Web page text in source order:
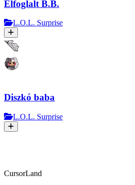
Elfoglalt B.B.
L.O.L. Surprise
Diszkó baba
L.O.L. Surprise
CursorLand